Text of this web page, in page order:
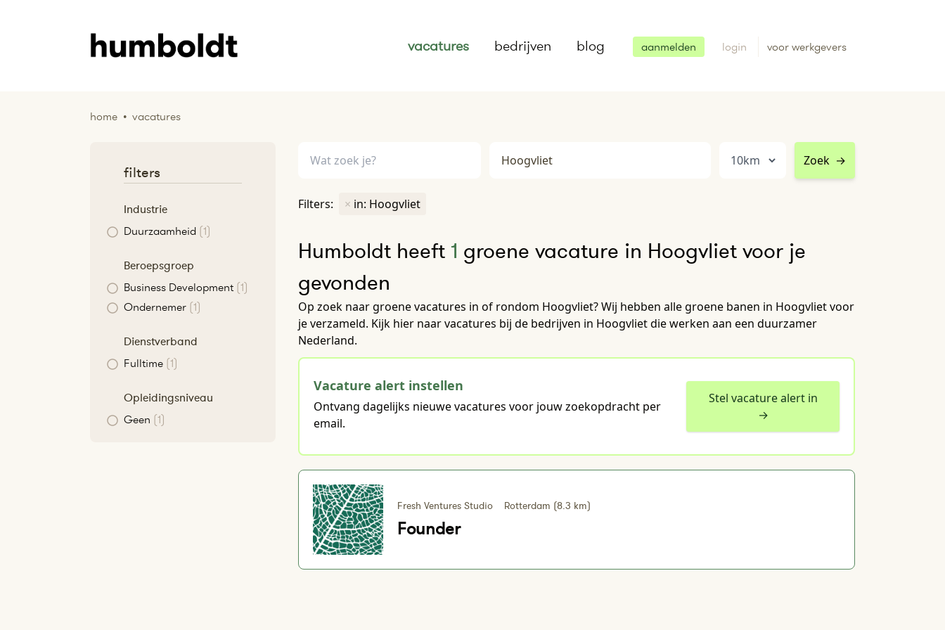
vacatures bedrijven blog aanmelden login voor werkgevers
home • vacatures
Zoek →
Filters: × in: Hoogvliet
Humboldt heeft 1 groene vacature in Hoogvliet voor je
gevonden
Op zoek naar groene vacatures in of rondom Hoogvliet? Wij hebben alle groene banen in Hoogvliet voor
je verzameld. Kijk hier naar vacatures bij de bedrijven in Hoogvliet die werken aan een duurzamer
Nederland.
Vacature alert instellen
Ontvang dagelijks nieuwe vacatures voor jouw zoekopdracht per
email.
Stel vacature alert in
→
Fresh Ventures Studio Rotterdam (8.3 km)
Founder
filters
Industrie
Duurzaamheid (1)
Beroepsgroep
Business Development (1)
Ondernemer (1)
Dienstverband
Fulltime (1)
Opleidingsniveau
Geen (1)